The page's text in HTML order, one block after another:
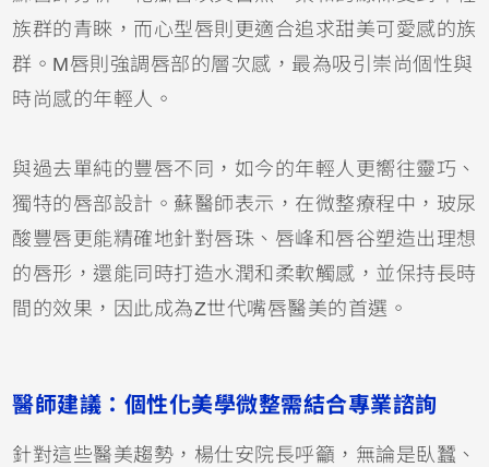
族群的青睞，而心型唇則更適合追求甜美可愛感的族
群。M唇則強調唇部的層次感，最為吸引崇尚個性與
時尚感的年輕人。
與過去單純的豐唇不同，如今的年輕人更嚮往靈巧、
獨特的唇部設計。蘇醫師表示，在微整療程中，玻尿
酸豐唇更能精確地針對唇珠、唇峰和唇谷塑造出理想
的唇形，還能同時打造水潤和柔軟觸感，並保持長時
間的效果，因此成為Z世代嘴唇醫美的首選。
醫師建議：個性化美學微整需結合專業諮詢
針對這些醫美趨勢，楊仕安院長呼籲，無論是臥蠶、